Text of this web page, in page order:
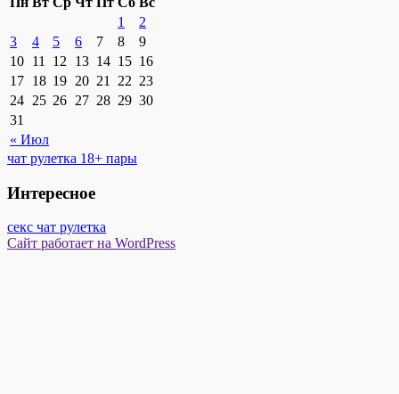
« Июл
1
2
3
4 5 6 7 8
9
10 11 12 13 14 15 16
17 18 19 20 21 22 23
24 25 26 27 28 29 30
31
чат рулетка 18+ пары
Интересное
секс чат рулетка
Сайт работает на WordPress